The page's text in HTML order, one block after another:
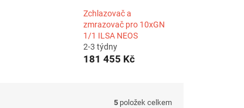
Zchlazovač a
zmrazovač pro 10xGN
1/1 ILSA NEOS
2-3 týdny
181 455 Kč
5 položek celkem